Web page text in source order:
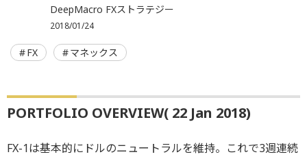
DeepMacro FXストラテジー
2018/01/24
FX マネックス
PORTFOLIO OVERVIEW( 22 Jan 2018)
FX-1は基本的にドルのニュートラルを維持。これで3週連続